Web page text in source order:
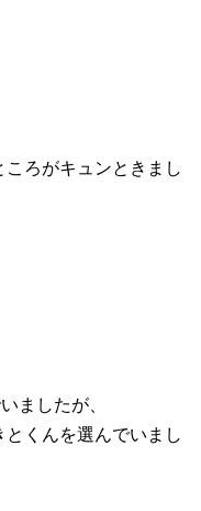
ろがキュンときまし
ましたが、
くんを選んでいまし